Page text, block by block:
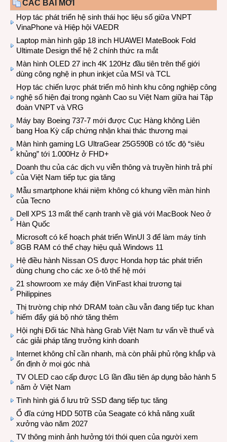
CÁC BÀI MỚI
Hợp tác phát triển hệ sinh thái học liệu số giữa VNPT
VinaPhone và Hiệp hội VAEDR
Laptop màn hình gập 18 inch HUAWEI MateBook Fold
Ultimate Design thế hệ 2 chính thức ra mắt
Màn hình OLED 27 inch 4K 120Hz đầu tiên trên thế giới
dùng công nghệ in phun inkjet của MSI và TCL
Hợp tác chiến lược phát triển mô hình khu công nghiệp công
nghệ số hiện đại trong ngành Cao su Việt Nam giữa hai Tập
đoàn VNPT và VRG
Máy bay Boeing 737-7 mới được Cục Hàng không Liên
bang Hoa Kỳ cấp chứng nhận khai thác thương mại
Màn hình gaming LG UltraGear 25G590B có tốc độ “siêu
khủng” tới 1.000Hz ở FHD+
Doanh thu của các dịch vụ viễn thông và truyền hình trả phí
của Việt Nam tiếp tục gia tăng
Mẫu smartphone khái niệm không có khung viền màn hình
của Tecno
Dell XPS 13 mất thế cạnh tranh về giá với MacBook Neo ở
Hàn Quốc
Microsoft có kế hoạch phát triển WinUI 3 để làm máy tính
8GB RAM có thể chạy hiệu quả Windows 11
Hệ điều hành Nissan OS được Honda hợp tác phát triển
dùng chung cho các xe ô-tô thế hệ mới
21 showroom xe máy điện VinFast khai trương tại
Philippines
Thị trường chip nhớ DRAM toàn cầu vẫn đang tiếp tục khan
hiếm đẩy giá bộ nhớ tăng thêm
Hội nghị Đối tác Nhà hàng Grab Việt Nam tư vấn về thuế và
các giải pháp tăng trưởng kinh doanh
Internet không chỉ cần nhanh, mà còn phải phủ rộng khắp và
ổn định ở mọi góc nhà
TV OLED cao cấp được LG lần đầu tiên áp dụng bảo hành 5
năm ở Việt Nam
Tình hình giá ổ lưu trữ SSD đang tiếp tục tăng
Ổ đĩa cứng HDD 50TB của Seagate có khả năng xuất
xưởng vào năm 2027
TV thông minh ảnh hưởng tới thói quen của người xem